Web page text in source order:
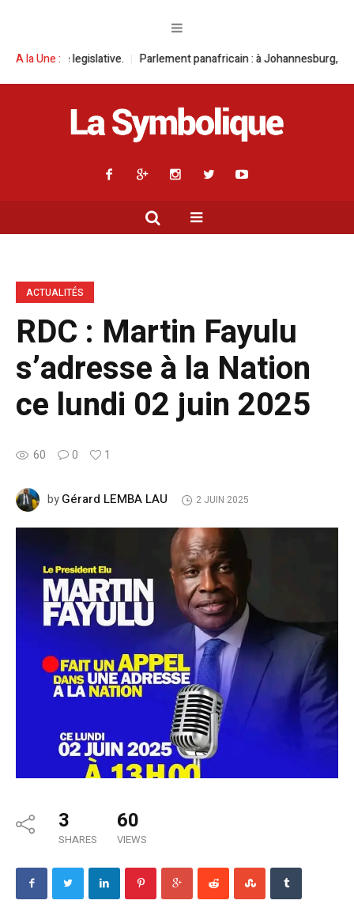
A la Une :Parlement panafricain : à Johannesburg, Aimé Boji Sangara
ACTUALITÉS
RDC : Martin Fayulu
s’adresse à la Nation
ce lundi 02 juin 2025
60 0 1
byGérard LEMBA LAU 2 JUIN 2025
3
SHARES
60
VIEWS